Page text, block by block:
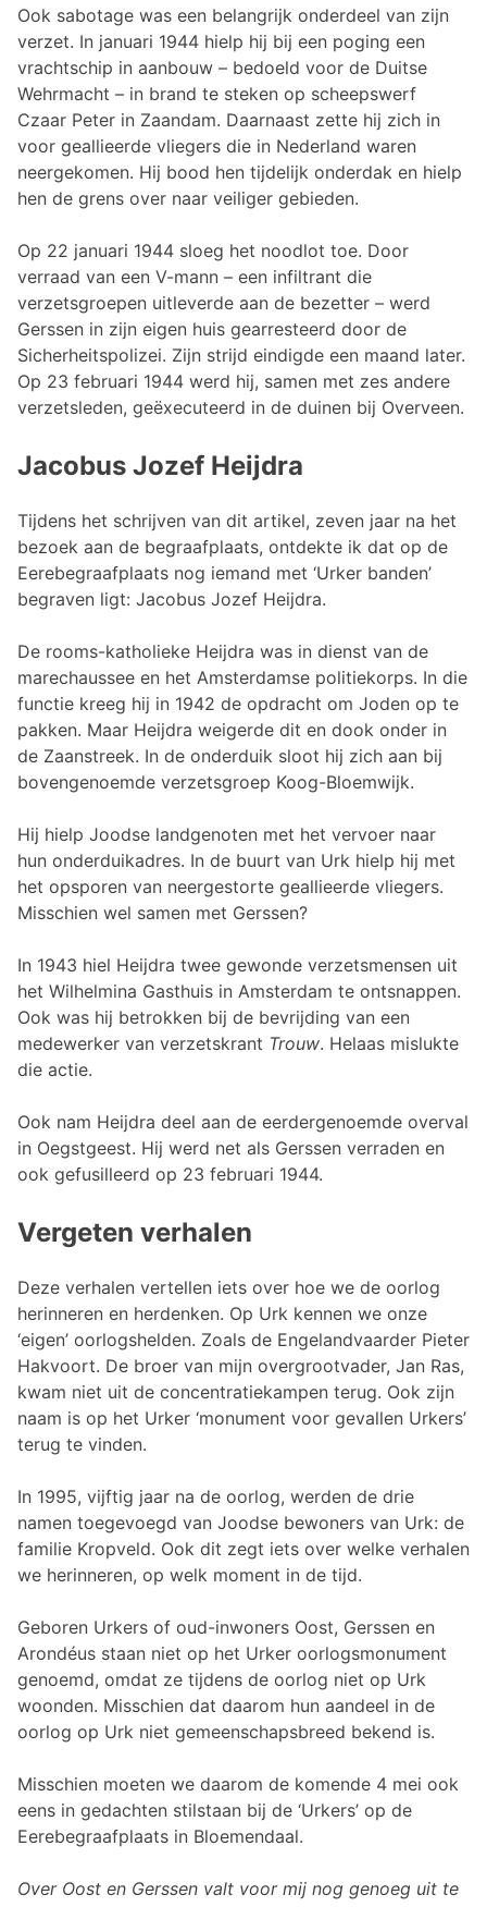
Ook sabotage was een belangrijk onderdeel van zijn
verzet. In januari 1944 hielp hij bij een poging een
vrachtschip in aanbouw – bedoeld voor de Duitse
Wehrmacht – in brand te steken op scheepswerf
Czaar Peter in Zaandam. Daarnaast zette hij zich in
voor geallieerde vliegers die in Nederland waren
neergekomen. Hij bood hen tijdelijk onderdak en hielp
hen de grens over naar veiliger gebieden.
Op 22 januari 1944 sloeg het noodlot toe. Door
verraad van een V-mann – een infiltrant die
verzetsgroepen uitleverde aan de bezetter – werd
Gerssen in zijn eigen huis gearresteerd door de
Sicherheitspolizei. Zijn strijd eindigde een maand later.
Op 23 februari 1944 werd hij, samen met zes andere
verzetsleden, geëxecuteerd in de duinen bij Overveen.
Jacobus Jozef Heijdra
Tijdens het schrijven van dit artikel, zeven jaar na het
bezoek aan de begraafplaats, ontdekte ik dat op de
Eerebegraafplaats nog iemand met ‘Urker banden’
begraven ligt: Jacobus Jozef Heijdra.
De rooms-katholieke Heijdra was in dienst van de
marechaussee en het Amsterdamse politiekorps. In die
functie kreeg hij in 1942 de opdracht om Joden op te
pakken. Maar Heijdra weigerde dit en dook onder in
de Zaanstreek. In de onderduik sloot hij zich aan bij
bovengenoemde verzetsgroep Koog-Bloemwijk.
Hij hielp Joodse landgenoten met het vervoer naar
hun onderduikadres. In de buurt van Urk hielp hij met
het opsporen van neergestorte geallieerde vliegers.
Misschien wel samen met Gerssen?
In 1943 hiel Heijdra twee gewonde verzetsmensen uit
het Wilhelmina Gasthuis in Amsterdam te ontsnappen.
Ook was hij betrokken bij de bevrijding van een
medewerker van verzetskrant Trouw. Helaas mislukte
die actie.
Ook nam Heijdra deel aan de eerdergenoemde overval
in Oegstgeest. Hij werd net als Gerssen verraden en
ook gefusilleerd op 23 februari 1944.
Vergeten verhalen
Deze verhalen vertellen iets over hoe we de oorlog
herinneren en herdenken. Op Urk kennen we onze
‘eigen’ oorlogshelden. Zoals de Engelandvaarder Pieter
Hakvoort. De broer van mijn overgrootvader, Jan Ras,
kwam niet uit de concentratiekampen terug. Ook zijn
naam is op het Urker ‘monument voor gevallen Urkers’
terug te vinden.
In 1995, vijftig jaar na de oorlog, werden de drie
namen toegevoegd van Joodse bewoners van Urk: de
familie Kropveld. Ook dit zegt iets over welke verhalen
we herinneren, op welk moment in de tijd.
Geboren Urkers of oud-inwoners Oost, Gerssen en
Arondéus staan niet op het Urker oorlogsmonument
genoemd, omdat ze tijdens de oorlog niet op Urk
woonden. Misschien dat daarom hun aandeel in de
oorlog op Urk niet gemeenschapsbreed bekend is.
Misschien moeten we daarom de komende 4 mei ook
eens in gedachten stilstaan bij de ‘Urkers’ op de
Eerebegraafplaats in Bloemendaal.
Over Oost en Gerssen valt voor mij nog genoeg uit te